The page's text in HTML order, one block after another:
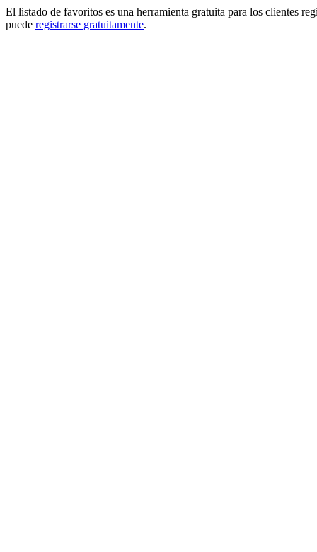
El listado de favoritos es una herramienta gratuita para los clientes
puede registrarse gratuitamente.